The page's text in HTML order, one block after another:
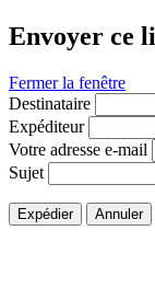
Envoyer ce
Fermer la fenêtre
Destinataire
Expéditeur
Votre adresse e-mail
Sujet
Expédier Annuler